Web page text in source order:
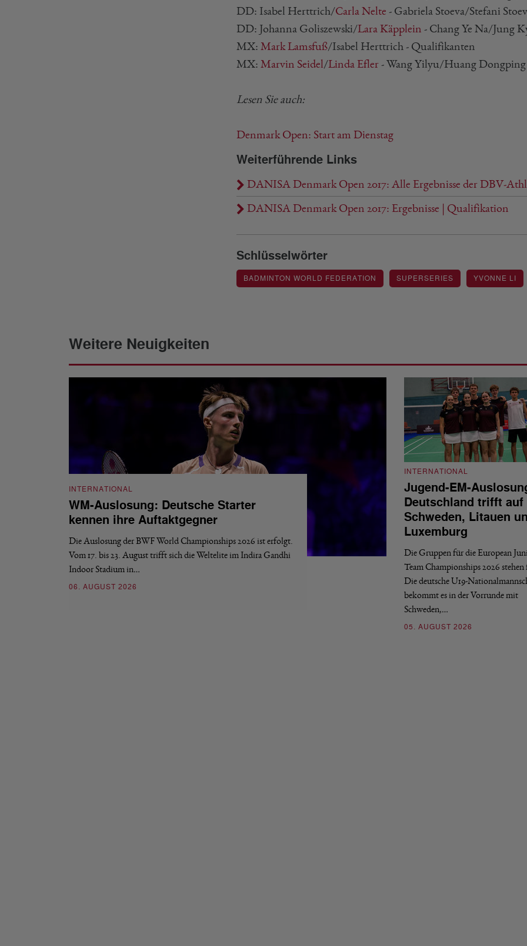
DD: Isabel Herttrich/Carla Nelte - Gabriela Stoeva/Stefani
DD: Johanna Goliszewski/Lara Käpplein - Chang Ye Na/Jung
MX: Mark Lamsfuß/Isabel Herttrich - Qualifikanten
MX: Marvin Seidel /Linda Efler - Wang Yilyu/Huang
Lesen Sie auch:
Denmark Open: Start am Dienstag
Weiterführende Links
DANISA Denmark Open 2017: Alle Ergebnisse der DBV-
DANISA Denmark Open 2017: Ergebnisse | Qualifikation
Schlüsselwörter
BADMINTON WORLD FEDERATION SUPERSERIES YVONNE LI
Weitere Neuigkeiten
INTERNATIONAL
WM-Auslosung: Deutsche Starter
kennen ihre Auftaktgegner
Die Auslosung der BWF World Championships 2026 ist erfolgt.
Vom 17. bis 23. August trifft sich die Weltelite im Indira Gandhi
Indoor Stadium in…
06. AUGUST 2026
INTERNATIONAL
Jugend-EM-
Deutschland trifft auf
Schweden, Litauen
Luxemburg
Die Gruppen für die European
Team Championships 2026 stehen
Die deutsche U19-
bekommt es in der Vorrunde mit
Schweden,…
05. AUGUST 2026